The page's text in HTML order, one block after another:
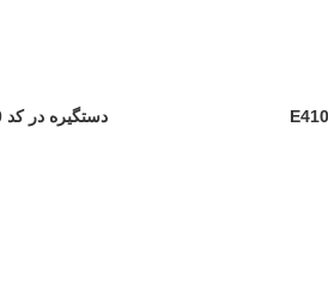
دستگیره در کد 4300